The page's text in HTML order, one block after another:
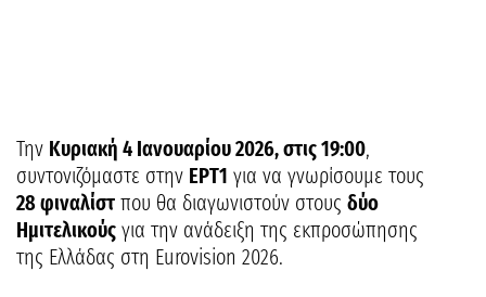
Την Κυριακή 4 Ιανουαρίου 2026, στις 19:00,
συντονιζόμαστε στην ΕΡΤ1 για να γνωρίσουμε τους
28 φιναλίστ που θα διαγωνιστούν στους δύο
Ημιτελικούς για την ανάδειξη της εκπροσώπησης
της Ελλάδας στη Eurovision 2026.